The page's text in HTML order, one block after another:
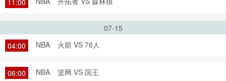
11:00
07-15
04:00
NBA 火箭 VS 76人
06:00 NBA 篮网 VS 国王